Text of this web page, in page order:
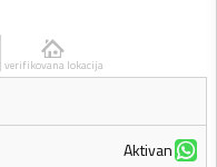
verifikovana lokacija
Aktivan